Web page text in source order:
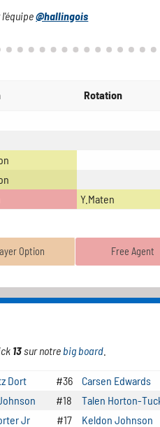
l'équipe@hallingois
Rotation
Y.Maten
Option Free Agent
13sur notre big board
Dort #36
Carsen Edwards
#18
Talen Horton-
Jr #17
Keldon Johnson